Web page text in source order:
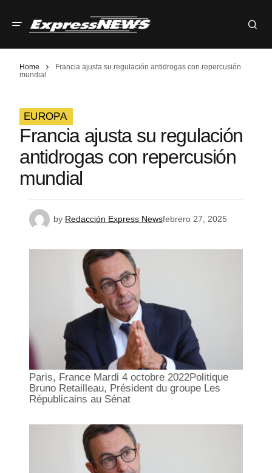
Home
Francia ajusta su regulación antidrogas con repercusión
mundial
EUROPA
Francia ajusta su regulación
antidrogas con repercusión
mundial
by Redacción Express Newsfebrero 27, 2025
Paris, France Mardi 4 octobre 2022Politique
Bruno Retailleau, Président du groupe Les
Républicains au Sénat